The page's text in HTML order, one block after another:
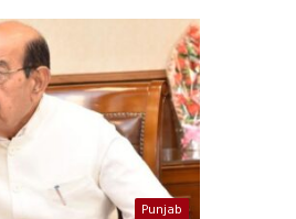
Punjab